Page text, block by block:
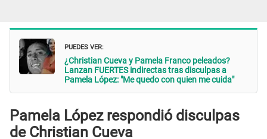
PUEDES VER:
¿Christian Cueva y Pamela Franco peleados?
Lanzan FUERTES indirectas tras disculpas a
Pamela López: "Me quedo con quien me cuida"
Pamela López respondió disculpas
de Christian Cueva